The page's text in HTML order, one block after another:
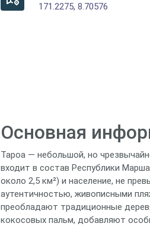
171.2275, 8.70576
Основная
Тароа — небольшой, но
входит в состав Республики
около 2,5 км²) и население, не
аутентичностью, живописными
преобладают традиционные
кокосовых пальм, добавляют